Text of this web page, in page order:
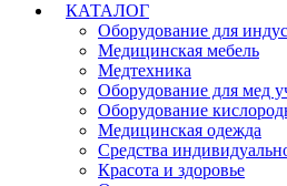
КАТАЛОГ
Оборудование для
Медицинская мебель
Медтехника
Оборудование для мед
Оборудование
Медицинская одежда
Средства
Красота и здоровье